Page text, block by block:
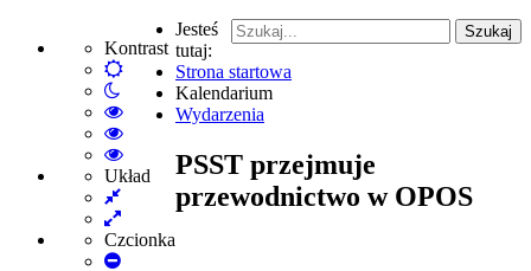
Kontrast
Default
mode
Włącz
tryb
nocny
High
Contrast
Black
White
High
Contrast
Black
High
Contrast
mode
Układ
Fixed
layout
Wide
layout
Czcionka
Set
Szukaj
Jesteś
tutaj:
Strona startowa
Kalendarium
Wydarzenia
PSST przejmuje
przewodnictwo w OPOS